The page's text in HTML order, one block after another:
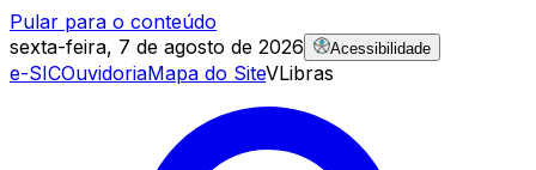
Pular para o conteúdo
sexta-feira, 7 de agosto de 2026
Acessibilidade
e-SICOuvidoriaMapa do SiteVLibras